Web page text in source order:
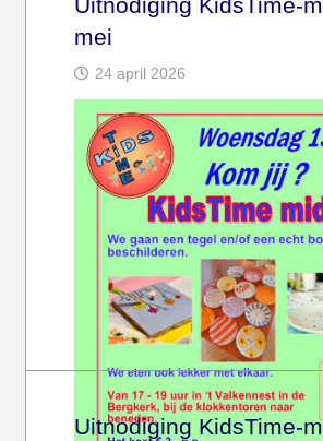
mei
24 april 2026
Uitnodiging KidsTime-